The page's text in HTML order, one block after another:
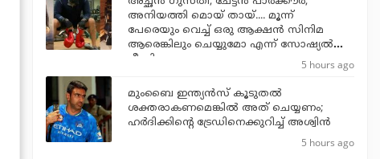
അനിയത്തി മൊയ് തായ്.... മൂന്ന്
പേരെയും വെച്ച് ഒരു ആക്ഷന്‍ സിനിമ
ആരെങ്കിലും ചെയ്യുമോ എന്ന് സോഷ്യല്‍
മീഡിയ
5 hours ago
മുംബൈ ഇന്ത്യന്‍സ് കൂടുതല്‍
ശക്തരാകണമെങ്കില്‍ അത് ചെയ്യണം;
ഹര്‍ദിക്കിന്റെ ട്രേഡിനെക്കുറിച്ച് അശ്വിന്‍
5 hours ago